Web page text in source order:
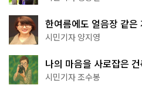
한여름에도 얼음장 같
천국이네~
시민기자 양지영
나의 마음을 사로잡은
상작 공개!
시민기자 조수봉